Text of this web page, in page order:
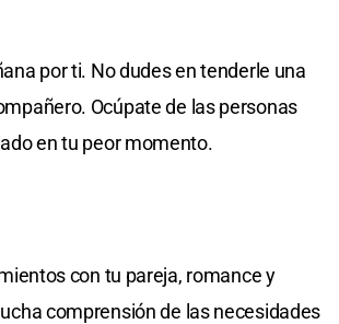
por ti. No dudes en tenderle una
Ocúpate de las personas
en tu peor momento.
con tu pareja, romance y
comprensión de las necesidades